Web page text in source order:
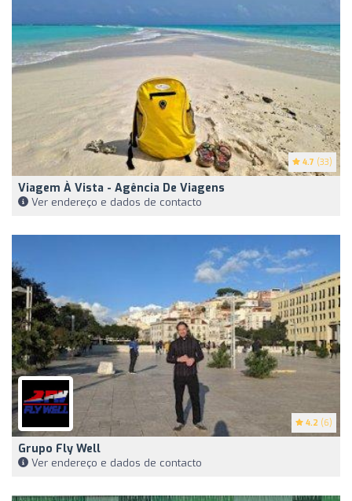
4.7 (33)
Viagem À Vista - Agência De Viagens
Ver endereço e dados de contacto
4.2 (6)
Grupo Fly Well
Ver endereço e dados de contacto